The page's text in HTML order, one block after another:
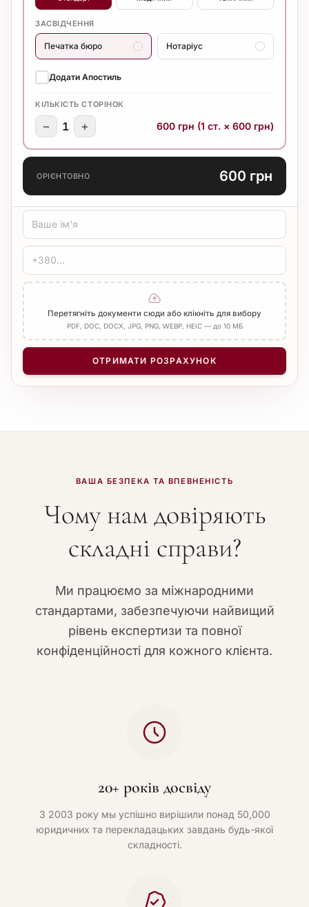
ЗАСВІДЧЕННЯ
Печатка бюро Нотаріус
Додати Апостиль
КІЛЬКІСТЬ СТОРІНОК
− 1 + 600 грн (1 ст. × 600 грн)
ОРІЄНТОВНО 600 грн
Перетягніть документи сюди або клікніть для вибору
PDF, DOC, DOCX, JPG, PNG, WEBP, HEIC — до 10 МБ
ОТРИМАТИ РОЗРАХУНОК
ВАША БЕЗПЕКА ТА ВПЕВНЕНІСТЬ
Чому нам довіряють
складні справи?
Ми працюємо за міжнародними
стандартами, забезпечуючи найвищий
рівень експертизи та повної
конфіденційності для кожного клієнта.
20+ років досвіду
З 2003 року мы успішно вирішили понад 50,000
юридичних та перекладацьких завдань будь-якої
складності.